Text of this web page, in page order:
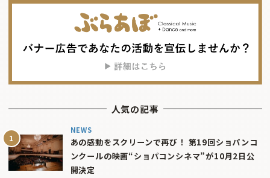
人気の記事
NEWS
あの感動をスクリーンで再び！ 第19回ショパンコ
ンクールの映画“ショパコンシネマ”が10月2日公
開決定